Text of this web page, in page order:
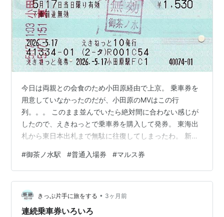
今日は両親との会食のため小田原経由で上京。 乗車券を
用意していなかったのだが、小田原のMVはこの行
列。。。 このまま並んでいたら絶対間に合わない感じが
したので、えきねっとで乗車券を購入して発券。 東海出
札から東日本出札まで無駄に往復してしまったわ。 新幹
丁寧で恐縮ですわ。。。 普段は自由席しか使わない区間
だが、前回のサンライズ名古屋の絡みで不乗となった指
定券を乗変。 N700Sに当たった。 会食は東京ガーデン
パレスの中にある和食屋さんへ。 本日の使用切符：JR東
日本 御茶ノ水駅発行 普通入場券 御茶ノ水駅では記録用
#御茶ノ水駅 #普通入場券 #マルス券
きっぷ片手に旅をする • 3ヶ月前
連続乗車券いろいろ